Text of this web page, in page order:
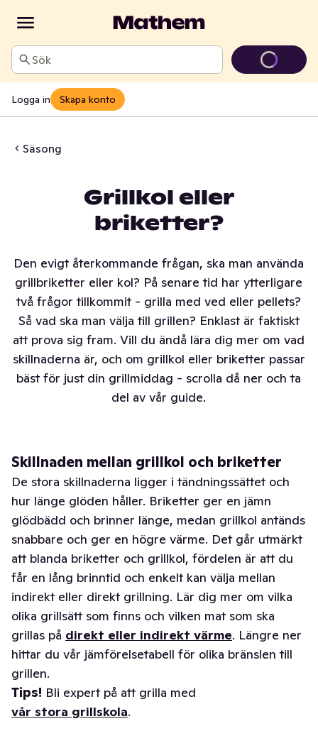
Sök
Logga in Skapa konto
Säsong
Grillkol eller
briketter?
Den evigt återkommande frågan, ska man använda
grillbriketter eller kol? På senare tid har ytterligare
två frågor tillkommit - grilla med ved eller pellets?
Så vad ska man välja till grillen? Enklast är faktiskt
att prova sig fram. Vill du ändå lära dig mer om vad
skillnaderna är, och om grillkol eller briketter passar
bäst för just din grillmiddag - scrolla då ner och ta
del av vår guide.
Skillnaden mellan grillkol och briketter
De stora skillnaderna ligger i tändningssättet och
hur länge glöden håller. Briketter ger en jämn
glödbädd och brinner länge, medan grillkol antänds
snabbare och ger en högre värme. Det går utmärkt
att blanda briketter och grillkol, fördelen är att du
får en lång brinntid och enkelt kan välja mellan
indirekt eller direkt grillning. Lär dig mer om vilka
olika grillsätt som finns och vilken mat som ska
grillas på direkt eller indirekt värme. Längre ner
hittar du vår jämförelsetabell för olika bränslen till
grillen.
Tips! Bli expert på att grilla med
vår stora grillskola.